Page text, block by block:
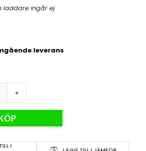
laddare ingår ej
leverans
+
I